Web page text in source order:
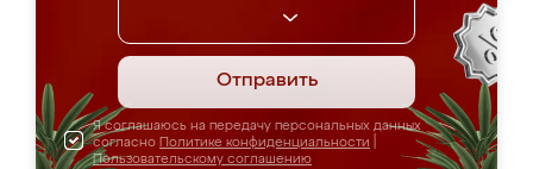
Отправить
Я соглашаюсь на передачу персональных данных
согласно Политике конфиденциальности
Пользовательскому соглашению